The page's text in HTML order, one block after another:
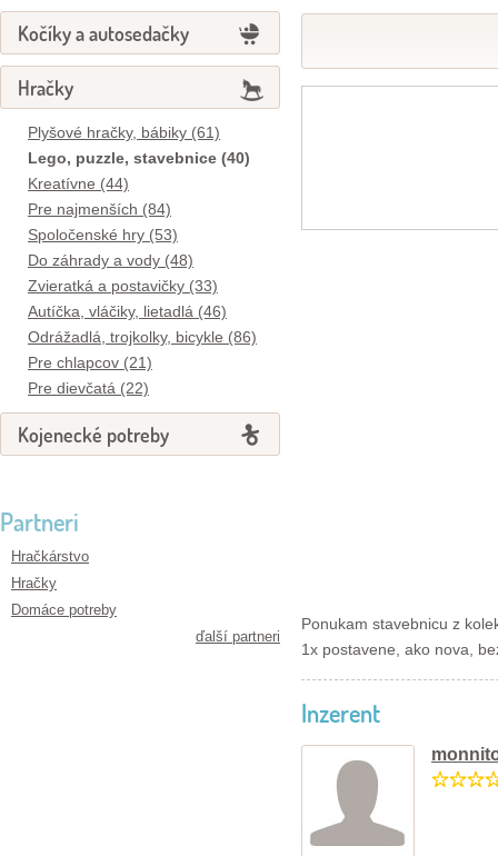
Kočíky a autosedačky
Hračky
Plyšové hračky, bábiky (61)
Lego, puzzle, stavebnice (40)
Kreatívne (44)
Pre najmenších (84)
Spoločenské hry (53)
Do záhrady a vody (48)
Zvieratká a postavičky (33)
Autíčka, vláčiky, lietadlá (46)
Odrážadlá, trojkolky, bicykle (86)
Pre chlapcov (21)
Pre dievčatá (22)
Kojenecké potreby
Partneri
Hračkárstvo
Hračky
Domáce potreby
ďalší partneri
Ponukam stavebnicu z
1x postavene, ako nova,
Inzerent